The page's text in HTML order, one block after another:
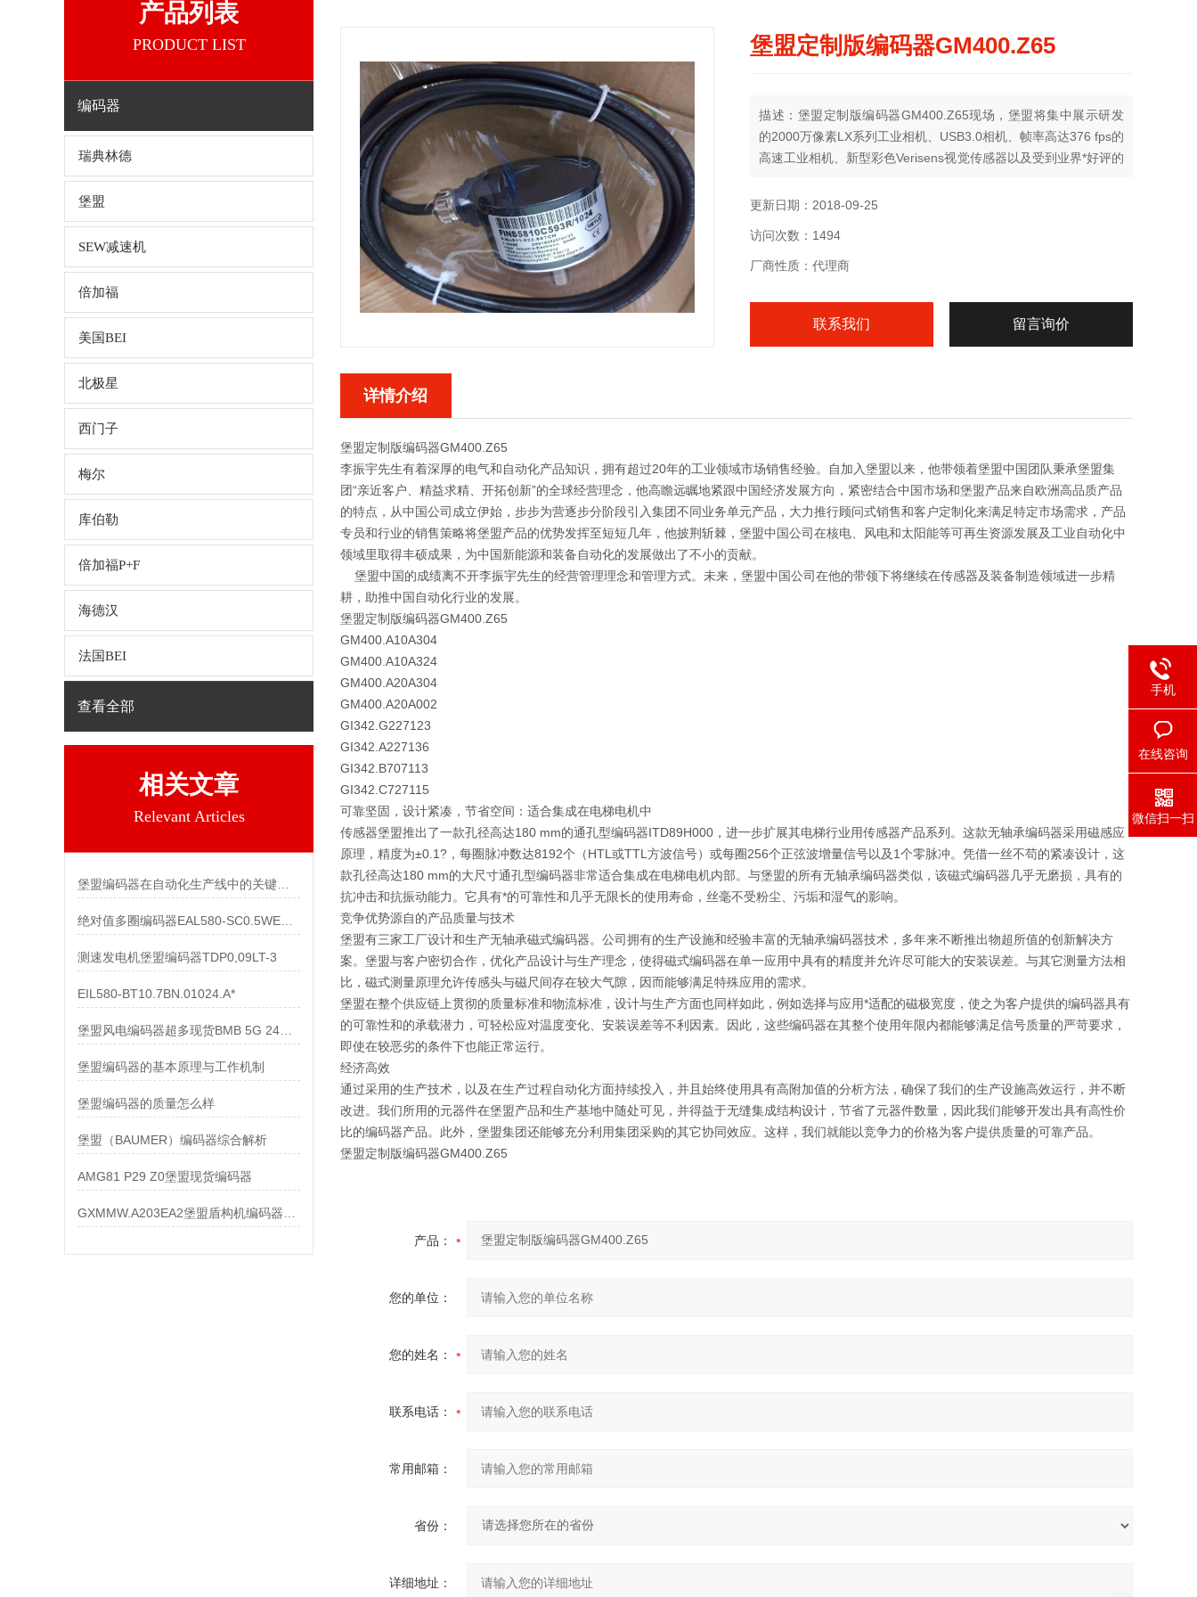
产品列表
PRODUCT LIST
编码器
瑞典林德
堡盟
SEW减速机
倍加福
美国BEI
北极星
西门子
梅尔
库伯勒
倍加福P+F
海德汉
法国BEI
查看全部
相关文章
Relevant Articles
堡盟编码器在自动化生产线中的关键作用
绝对值多圈编码器EAL580-SC0.5WEC.13160.A
测速发电机堡盟编码器TDP0,09LT-3
EIL580-BT10.7BN.01024.A*
堡盟风电编码器超多现货BMB 5G 24C4096/10600518
堡盟编码器的基本原理与工作机制
堡盟编码器的质量怎么样
堡盟（BAUMER）编码器综合解析
AMG81 P29 Z0堡盟现货编码器
堡盟定制版编码器GM400.Z65
描述：堡盟定制版编码器GM400.Z65现场，堡盟将集中展示研发
的2000万像素LX系列工业相机、USB3.0相机、帧率高达376 fps的
高速工业相机、新型彩色Verisens视觉传感器以及受到业界*好评的
机供用户亲临体验，感受堡盟经典的传感技术。
更新日期：2018-09-25
访问次数：1494
厂商性质：代理商
联系我们 留言询价
详情介绍
堡盟定制版编码器GM400.Z65
李振宇先生有着深厚的电气和自动化产品知识，拥有超过20年的工业领域市场销售经验。自加入堡盟以来，他带领着堡盟中国团队秉承堡盟集
团“亲近客户、精益求精、开拓创新”的全球经营理念，他高瞻远瞩地紧跟中国经济发展方向，紧密结合中国市场和堡盟产品来自欧洲高品质产品
的特点，从中国公司成立伊始，步步为营逐步分阶段引入集团不同业务单元产品，大力推行顾问式销售和客户定制化来满足特定市场需求，产品
专员和行业的销售策略将堡盟产品的优势发挥至短短几年，他披荆斩棘，堡盟中国公司在核电、风电和太阳能等可再生资源发展及工业自动化中
领域里取得丰硕成果，为中国新能源和装备自动化的发展做出了不小的贡献。
堡盟中国的成绩离不开李振宇先生的经营管理理念和管理方式。未来，堡盟中国公司在他的带领下将继续在传感器及装备制造领域进一步精
耕，助推中国自动化行业的发展。
堡盟定制版编码器GM400.Z65
GM400.A10A304
GM400.A10A324
GM400.A20A304
GM400.A20A002
GI342.G227123
GI342.A227136
GI342.B707113
GI342.C727115
可靠坚固，设计紧凑，节省空间：适合集成在电梯电机中
传感器堡盟推出了一款孔径高达180 mm的通孔型编码器ITD89H000，进一步扩展其电梯行业用传感器产品系列。这款无轴承编码器采用磁感应
原理，精度为±0.1?，每圈脉冲数达8192个（HTL或TTL方波信号）或每圈256个正弦波增量信号以及1个零脉冲。凭借一丝不苟的紧凑设计，这
款孔径高达180 mm的大尺寸通孔型编码器非常适合集成在电梯电机内部。与堡盟的所有无轴承编码器类似，该磁式编码器几乎无磨损，具有的
抗冲击和抗振动能力。它具有*的可靠性和几乎无限长的使用寿命，丝毫不受粉尘、污垢和湿气的影响。
竞争优势源自的产品质量与技术
堡盟有三家工厂设计和生产无轴承磁式编码器。公司拥有的生产设施和经验丰富的无轴承编码器技术，多年来不断推出物超所值的创新解决方
案。堡盟与客户密切合作，优化产品设计与生产理念，使得磁式编码器在单一应用中具有的精度并允许尽可能大的安装误差。与其它测量方法相
比，磁式测量原理允许传感头与磁尺间存在较大气隙，因而能够满足特殊应用的需求。
堡盟在整个供应链上贯彻的质量标准和物流标准，设计与生产方面也同样如此，例如选择与应用*适配的磁极宽度，使之为客户提供的编码器具有
的可靠性和的承载潜力，可轻松应对温度变化、安装误差等不利因素。因此，这些编码器在其整个使用年限内都能够满足信号质量的严苛要求，
即使在较恶劣的条件下也能正常运行。
经济高效
通过采用的生产技术，以及在生产过程自动化方面持续投入，并且始终使用具有高附加值的分析方法，确保了我们的生产设施高效运行，并不断
改进。我们所用的元器件在堡盟产品和生产基地中随处可见，并得益于无缝集成结构设计，节省了元器件数量，因此我们能够开发出具有高性价
比的编码器产品。此外，堡盟集团还能够充分利用集团采购的其它协同效应。这样，我们就能以竞争力的价格为客户提供质量的可靠产品。
堡盟定制版编码器GM400.Z65
产品：
您的单位：
您的姓名：
联系电话：
常用邮箱：
省份：
详细地址：
手机
在线咨询
微信扫一扫